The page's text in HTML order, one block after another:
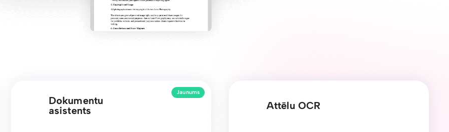
Dokumentu
asistents
Jaunums
Attēlu OCR